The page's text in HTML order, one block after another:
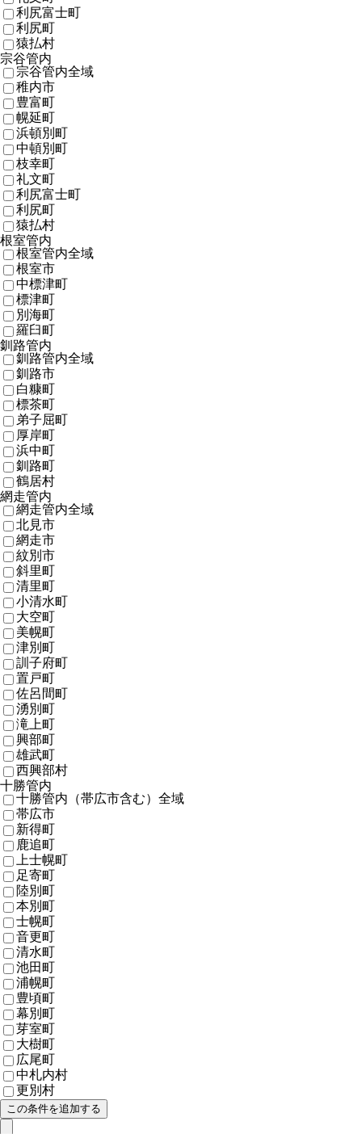
利尻富士町
利尻町
猿払村
宗谷管内
宗谷管内全域
稚内市
豊富町
幌延町
浜頓別町
中頓別町
枝幸町
礼文町
利尻富士町
利尻町
猿払村
根室管内
根室管内全域
根室市
中標津町
標津町
別海町
羅臼町
釧路管内
釧路管内全域
釧路市
白糠町
標茶町
弟子屈町
厚岸町
浜中町
釧路町
鶴居村
網走管内
網走管内全域
北見市
網走市
紋別市
斜里町
清里町
小清水町
大空町
美幌町
津別町
訓子府町
置戸町
佐呂間町
湧別町
滝上町
興部町
雄武町
西興部村
十勝管内
十勝管内（帯広市含む）全域
帯広市
新得町
鹿追町
上士幌町
足寄町
陸別町
本別町
士幌町
音更町
清水町
池田町
浦幌町
豊頃町
幕別町
芽室町
大樹町
広尾町
中札内村
更別村